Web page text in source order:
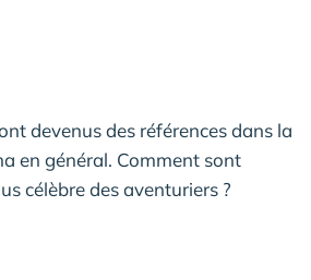
devenus des références dans la
en général. Comment sont
célèbre des aventuriers ?